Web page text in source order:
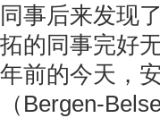
同事后来发现
拓的同事完好
年前的今天，
（Bergen-